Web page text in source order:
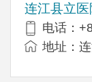
连江县立医
电话：
地址：